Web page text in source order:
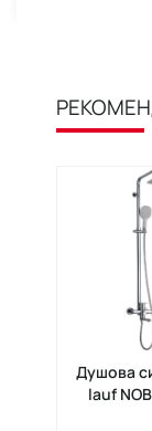
Душова
lauf